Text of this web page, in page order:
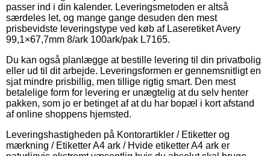
passer ind i din kalender. Leveringsmetoden er altså
særdeles let, og mange gange desuden den mest
prisbevidste leveringstype ved køb af Laseretiket Avery
99,1×67,7mm 8/ark 100ark/pak L7165.
Du kan også planlægge at bestille levering til din privatbolig
eller ud til dit arbejde. Leveringsformen er gennemsnitligt en
sjat mindre prisbillig, men tillige rigtig smart. Den mest
betalelige form for levering er unægtelig at du selv henter
pakken, som jo er betinget af at du har bopæl i kort afstand
af online shoppens hjemsted.
Leveringshastigheden på Kontorartikler / Etiketter og
mærkning / Etiketter A4 ark / Hvide etiketter A4 ark er